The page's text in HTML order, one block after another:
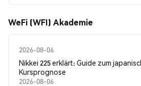
WeFi (WFI) Akademie
2026-08-06
Nikkei 225 erklärt: Guide zum
Kursprognose
2026-08-06